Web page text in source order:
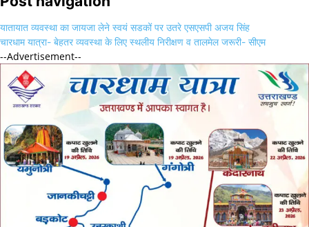
यातायात व्यवस्था का जायजा लेने स्वयं सडकों पर उतरे एसएसपी अजय सिंह
चारधाम यात्रा- बेहतर व्यवस्था के लिए स्थलीय निरीक्षण व तालमेल जरूरी- सीएम
--Advertisement--